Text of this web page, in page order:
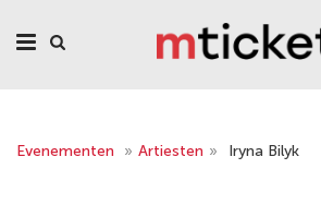
Evenementen » Artiesten » Iryna Bilyk